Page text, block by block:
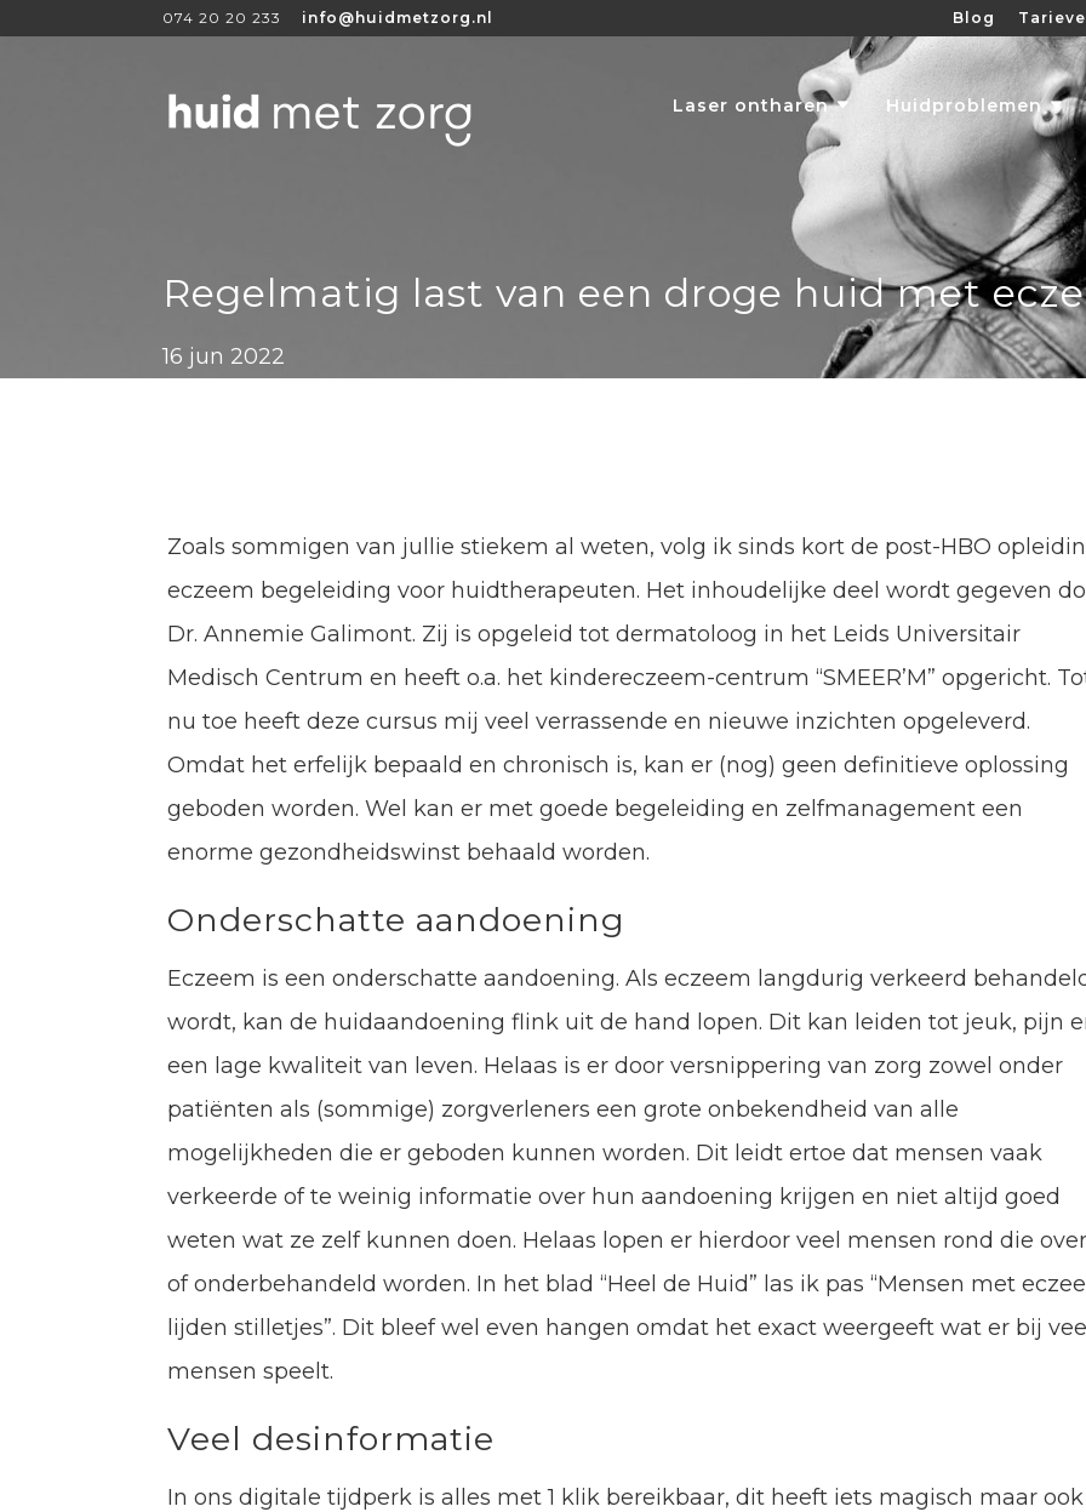
074 20 20 233 info@huidmetzorg.nl Blog
Laser ontharen Huidproblemen
Regelmatig last van een droge huid met
16 jun 2022
Zoals sommigen van jullie stiekem al weten, volg ik sinds kort de post-HBO
eczeem begeleiding voor huidtherapeuten. Het inhoudelijke deel wordt gegeven
Dr. Annemie Galimont. Zij is opgeleid tot dermatoloog in het Leids Universitair
Medisch Centrum en heeft o.a. het kindereczeem-centrum “SMEER’M” opgericht.
nu toe heeft deze cursus mij veel verrassende en nieuwe inzichten opgeleverd.
Omdat het erfelijk bepaald en chronisch is, kan er (nog) geen definitieve oplossing
geboden worden. Wel kan er met goede begeleiding en zelfmanagement een
enorme gezondheidswinst behaald worden.
Onderschatte aandoening
Eczeem is een onderschatte aandoening. Als eczeem langdurig verkeerd
wordt, kan de huidaandoening flink uit de hand lopen. Dit kan leiden tot jeuk, pijn
een lage kwaliteit van leven. Helaas is er door versnippering van zorg zowel onder
patiënten als (sommige) zorgverleners een grote onbekendheid van alle
mogelijkheden die er geboden kunnen worden. Dit leidt ertoe dat mensen vaak
verkeerde of te weinig informatie over hun aandoening krijgen en niet altijd goed
weten wat ze zelf kunnen doen. Helaas lopen er hierdoor veel mensen rond die
of onderbehandeld worden. In het blad “Heel de Huid” las ik pas “Mensen met
lijden stilletjes”. Dit bleef wel even hangen omdat het exact weergeeft wat er bij
mensen speelt.
Veel desinformatie
In ons digitale tijdperk is alles met 1 klik bereikbaar, dit heeft iets magisch maar ook